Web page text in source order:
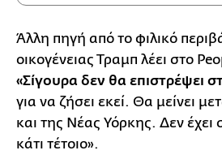
Άλλη πηγή από το φιλικό
οικογένειας Τραμπ λέει στο
«Σίγουρα δεν θα επιστρέψει
για να ζήσει εκεί. Θα μείνει
και της Νέας Υόρκης. Δεν
κάτι τέτοιο».